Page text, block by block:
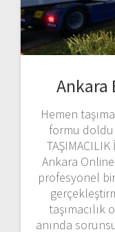
Ankara
Hemen
formu
TAŞIMACILIK
Ankara
profesyonel bir
taşımacılık
anında